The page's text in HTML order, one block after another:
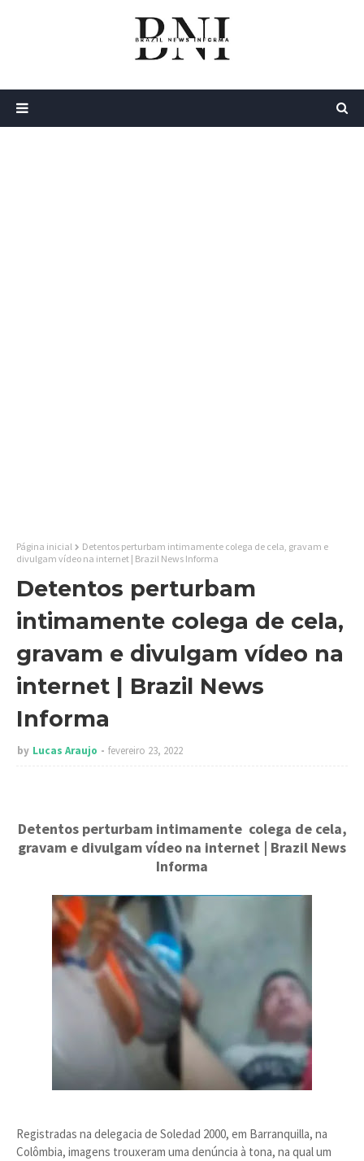
Página inicial
Detentos perturbam intimamente colega de cela, gravam e
divulgam vídeo na internet | Brazil News Informa
Detentos perturbam
intimamente colega de cela,
gravam e divulgam vídeo na
internet | Brazil News
Informa
by Lucas Araujo fevereiro 23, 2022
Detentos perturbam intimamente colega de cela,
gravam e divulgam vídeo na internet | Brazil News
Informa
Registradas na delegacia de Soledad 2000, em Barranquilla, na
Colômbia, imagens trouxeram uma denúncia à tona, na qual um